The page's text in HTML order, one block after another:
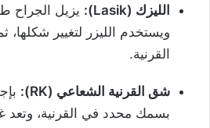
الليزك (Lasik):
يزيل الجراح
ويستخدم الليزر لتغيير
القرنية.
شق القرنية الشعاعي (RK):
بسمك محدد في القرنية، وتعد